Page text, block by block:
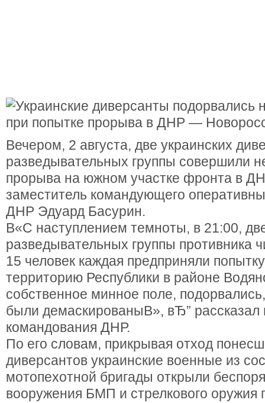
Вечером, 2 августа, две украинских
разведывательных группы совершили
прорыва на южном участке фронта в
заместитель командующего
ДНР Эдуард Басурин.
В«С наступлением темноты, в 21:00,
разведывательных группы противника
15 человек каждая предприняли
территорию Республики в районе
собственное минное поле,
были демаскированыВ», вЂ” рассказал
командования ДНР.
По его словам, прикрывая отход
диверсантов украинские военные из
мотопехотной бригады открыли
вооружения БМП и стрелкового оружия